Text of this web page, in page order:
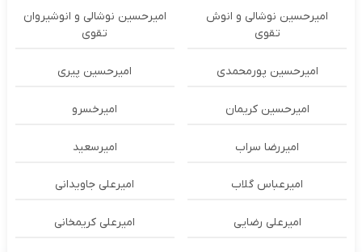
امیرحسین نوشالی و انوش
تقوی
امیرحسین نوشالی و انوشیروان
تقوی
امیرحسین پورمحمدی امیرحسین پیری
امیرحسین کریمان امیرخسرو
امیررضا سراب امیرسعید
امیرعباس گلاب امیرعلی جاویدانی
امیرعلی رضایی امیرعلی کریمخانی